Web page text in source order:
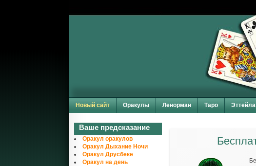
Новый сайт Оракулы Ленорман Таро Эттейла
Ваше предсказание
Оракул оракулов
Оракул Дыхание Ночи
Оракул Друсбеке
Оракул на день